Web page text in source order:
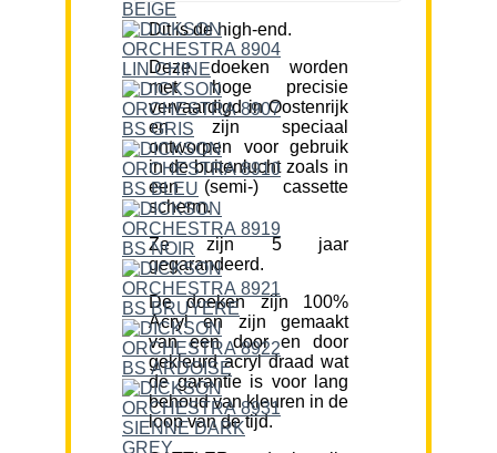
Dit is de high-end.
Deze doeken worden
met hoge precisie
vervaardigd in Oostenrijk
en zijn speciaal
ontworpen voor gebruik
in de buitenlucht zoals in
een (semi-) cassette
scherm.
Ze zijn 5 jaar
gegarandeerd.
De doeken zijn 100%
Acryl en zijn gemaakt
van een door en door
gekleurd acryl draad wat
de garantie is voor lang
behoud van kleuren in de
loop van de tijd.